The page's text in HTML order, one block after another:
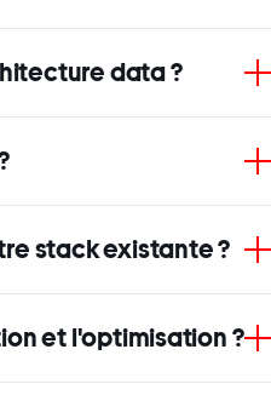
data ?
stack existante ?
et l'optimisation ?